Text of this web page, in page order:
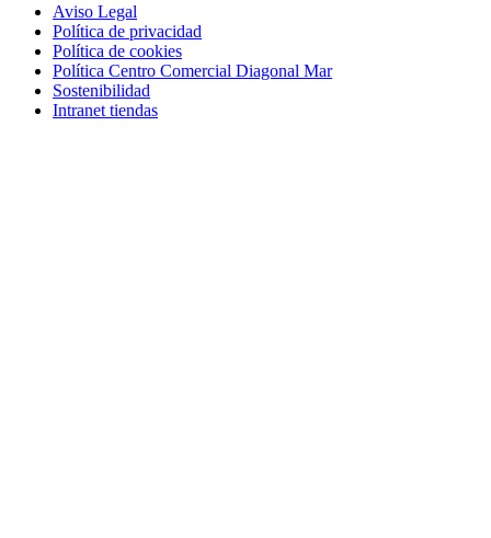
Aviso Legal
Política de privacidad
Política de cookies
Política Centro Comercial Diagonal Mar
Sostenibilidad
Intranet tiendas